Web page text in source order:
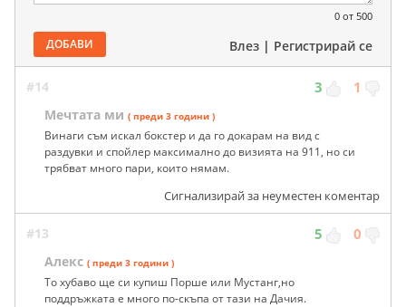
0 от 500
ДОБАВИ Влез | Регистрирай се
#14 3 1
Мечтата ми ( преди 3 години )
Винаги съм искал бокстер и да го докарам на вид с
раздувки и спойлер максимално до визията на 911, но си
трябват много пари, които нямам.
Сигнализирай за неуместен коментар
#13 5 0
Алекс ( преди 3 години )
То хубаво ще си купиш Порше или Мустанг,но
поддръжката е много по-скъпа от тази на Дачия.